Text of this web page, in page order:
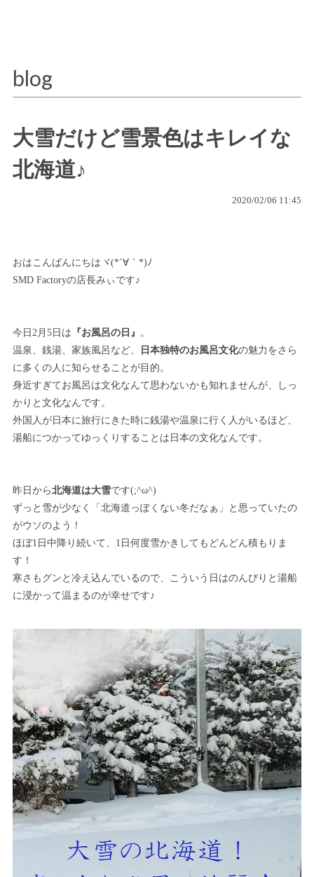
blog
大雪だけど雪景色はキレイな
北海道♪
2020/02/06 11:45
おはこんばんにちはヾ(*´∀｀*)ﾉ
SMD Factoryの店長みぃです♪
今日2月5日は 『お風呂の日』 。
温泉、銭湯、家族風呂など、
日本独特のお風呂文化の魅力をさら
に多くの人に知らせることが目的。
身近すぎてお風呂は文化なんて思わないかも知れませんが、しっ
かりと文化なんです。
外国人が日本に旅行にきた時に銭湯や温泉に行く人がいるほど、
湯船につかってゆっくりすることは日本の文化なんです。
昨日から北海道は大雪です(;^ω^)
ずっと雪が少なく「北海道っぽくない冬だなぁ」と思っていたの
がウソのよう！
ほぼ1日中降り続いて、1日何度雪かきしてもどんどん積もりま
す！
寒さもグンと冷え込んでいるので、こういう日はのんびりと湯船
に浸かって温まるのが幸せです♪